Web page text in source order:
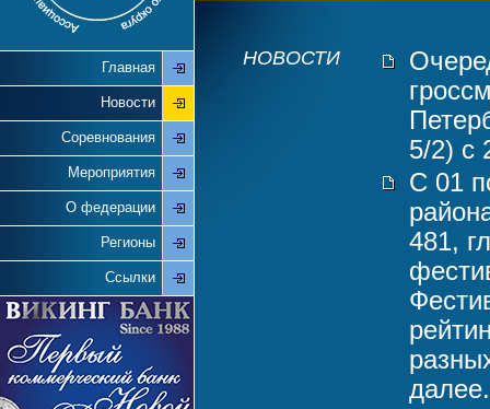
Главная
Новости
Соревнования
Мероприятия
О федерации
Регионы
Ссылки
НОВОСТИ
5/2) с
С 01
481,